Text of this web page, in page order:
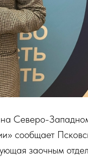
Северо-
сообщает
заочным